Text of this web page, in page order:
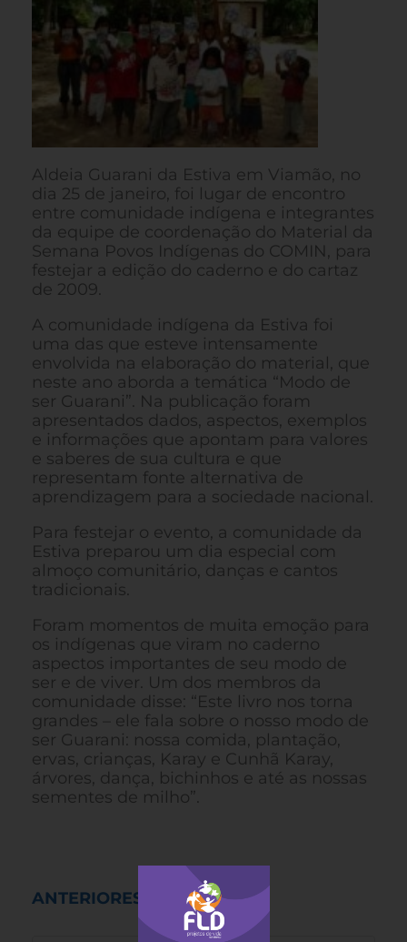
Aldeia Guarani da Estiva em Viamão, no
dia 25 de janeiro, foi lugar de encontro
entre comunidade indígena e integrantes
da equipe de coordenação do Material da
Semana Povos Indígenas do COMIN, para
festejar a edição do caderno e do cartaz
de 2009.
A comunidade indígena da Estiva foi
uma das que esteve intensamente
envolvida na elaboração do material, que
neste ano aborda a temática “Modo de
ser Guarani”. Na publicação foram
apresentados dados, aspectos, exemplos
e informações que apontam para valores
e saberes de sua cultura e que
representam fonte alternativa de
aprendizagem para a sociedade nacional.
Para festejar o evento, a comunidade da
Estiva preparou um dia especial com
almoço comunitário, danças e cantos
tradicionais.
Foram momentos de muita emoção para
os indígenas que viram no caderno
aspectos importantes de seu modo de
ser e de viver. Um dos membros da
comunidade disse: “Este livro nos torna
grandes – ele fala sobre o nosso modo de
ser Guarani: nossa comida, plantação,
ervas, crianças, Karay e Cunhã Karay,
árvores, dança, bichinhos e até as nossas
sementes de milho”.
ANTERIORES